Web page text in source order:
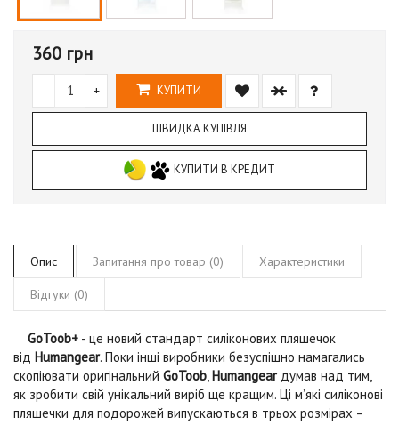
360 грн
- + КУПИТИ
ШВИДКА КУПІВЛЯ
КУПИТИ В КРЕДИТ
Опис Запитання про товар (0) Характеристики
Відгуки (0)
GoToob+ - це новий стандарт силіконових пляшечок
від Humangear. Поки інші виробники безуспішно намагались
скопіювати оригінальний GoToob Humangearдумав над тим,
як зробити свій унікальний виріб ще кращим. Ці м’які силіконові
пляшечки для подорожей випускаються в трьох розмірах –